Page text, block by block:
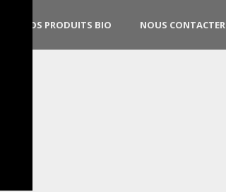
NOS PRODUITS BIO NOUS CONTACTER